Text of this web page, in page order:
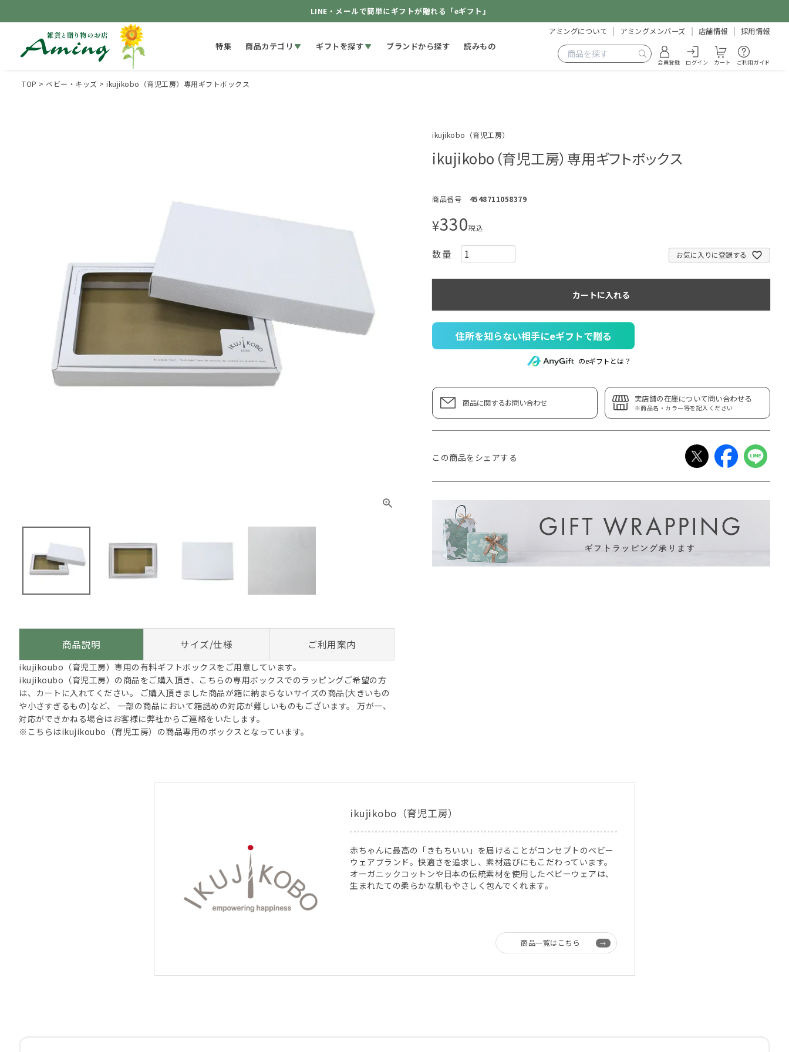
LINE・メールで簡単にギフトが贈れる「eギフト」
特集 商品カテゴリ ギフトを探す ブランドから探す 読みもの
アミングについて アミングメンバーズ 店舗情報 採用情報
会員登録 ログイン カート ご利用ガイド
TOP ベビー・キッズ ikujikobo（育児工房）専用ギフトボックス
商品説明 サイズ/仕様 ご利用案内
ikujikoubo（育児工房）専用の有料ギフトボックスをご用意しています。
ikujikoubo（育児工房）の商品をご購入頂き、こちらの専用ボックスでのラッピングご希望の方
は、カートに入れてください。 ご購入頂きました商品が箱に納まらないサイズの商品(大きいもの
や小さすぎるもの)など、 一部の商品において箱詰めの対応が難しいものもございます。 万が一、
対応ができかねる場合はお客様に弊社からご連絡をいたします。
※こちらはikujikoubo（育児工房）の商品専用のボックスとなっています。
ikujikobo（育児工房）
ikujikobo（育児工房）専用ギフトボックス
商品番号 4548711058379
¥330税込
お気に入りに登録する
カートに入れる
住所を知らない相手にeギフトで贈る
のeギフトとは？
商品に関するお問い合わせ 実店舗の在庫について問い合わせる
※商品名・カラー等を記入ください
この商品をシェアする
ikujikobo（育児工房）
赤ちゃんに最高の「きもちいい」を届けることがコンセプトのベビー
ウェアブランド。快適さを追求し、素材選びにもこだわっています。
オーガニックコットンや日本の伝統素材を使用したベビーウェアは、
生まれたての柔らかな肌もやさしく包んでくれます。
商品一覧はこちら